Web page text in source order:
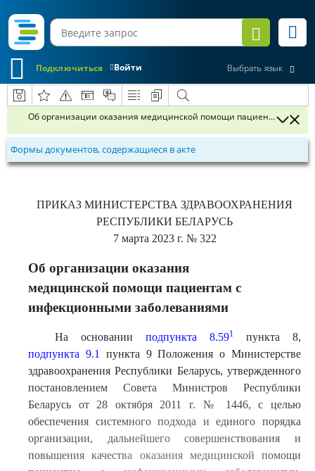
Войти
Подключиться Выбрать язык
Об организации оказания медицинской помощи пациентам с
Формы документов, содержащиеся в акте
ПРИКАЗ МИНИСТЕРСТВА ЗДРАВООХРАНЕНИЯ
РЕСПУБЛИКИ БЕЛАРУСЬ
7 марта 2023 г. № 322
Об организации оказания
медицинской помощи пациентам с
инфекционными заболеваниями
На основании подпункта 8.591пункта 8,
подпункта 9.1
пункта 9 Положения о Министерстве
здравоохранения Республики Беларусь, утвержденного
постановлением Совета Министров Республики
Беларусь от 28 октября 2011 г. № 1446, с целью
обеспечения системного подхода и единого порядка
организации, дальнейшего совершенствования и
повышения качества оказания медицинской помощи